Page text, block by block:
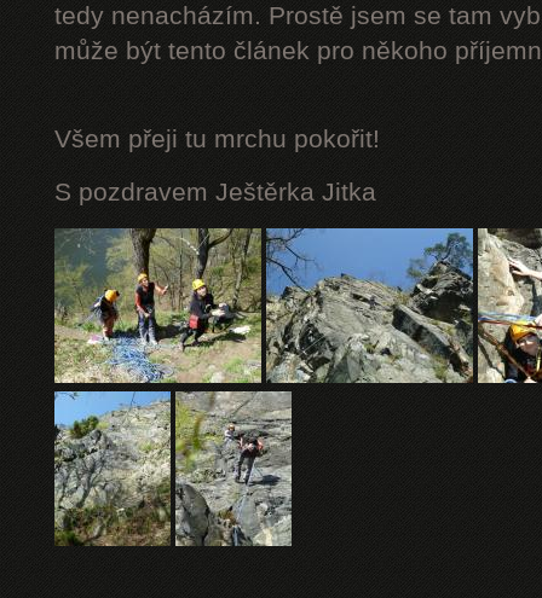
tedy nenacházím. Prostě jsem se tam
může být tento článek pro někoho
Všem přeji tu mrchu pokořit!
S pozdravem Ještěrka Jitka